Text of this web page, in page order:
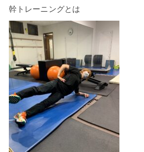
幹トレーニングとは